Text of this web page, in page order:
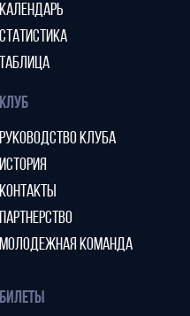
КАЛЕНДАРЬ
СТАТИСТИКА
ТАБЛИЦА
КЛУБ
РУКОВОДСТВО КЛУБА
ИСТОРИЯ
КОНТАКТЫ
ПАРТНЕРСТВО
МОЛОДЕЖНАЯ КОМАНДА
БИЛЕТЫ